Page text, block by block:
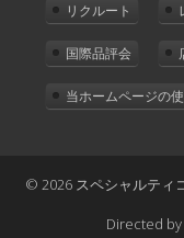
リクルート
国際品評会
当ホームページの
© 2026 スペシャルティ
Directed by